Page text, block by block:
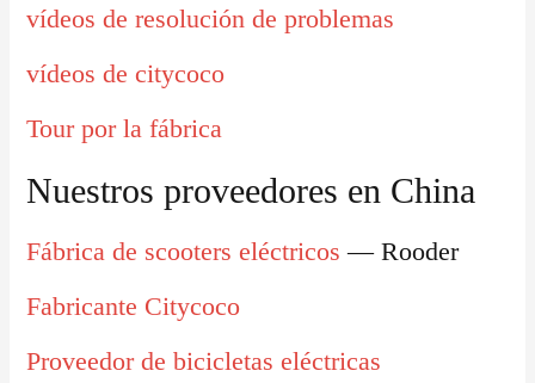
vídeos de resolución de problemas
vídeos de citycoco
Tour por la fábrica
Nuestros proveedores en China
Fábrica de scooters eléctricos — Rooder
Fabricante Citycoco
Proveedor de bicicletas eléctricas